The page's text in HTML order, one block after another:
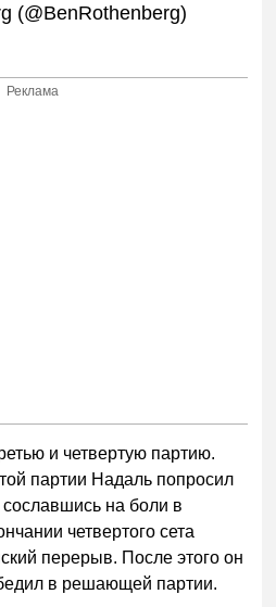
(@BenRothenberg)
Реклама
и четвертую партию.
партии Надаль попросил
на боли в
четвертого сета
перерыв. После этого он
в решающей партии.